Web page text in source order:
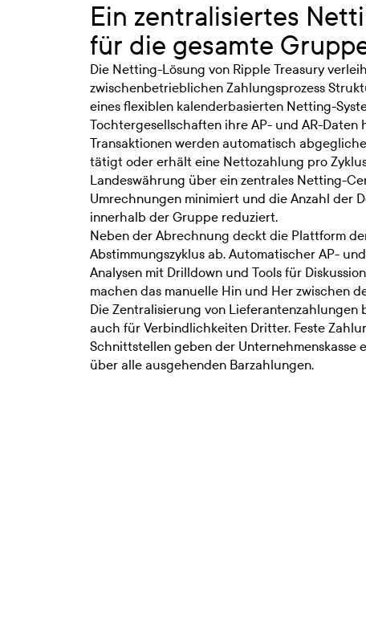
Ein zentralisiertes
für die gesamte
Die Netting-Lösung von Ripple Treasury
zwischenbetrieblichen Zahlungsprozess
eines flexiblen kalenderbasierten Netting-
Tochtergesellschaften ihre AP- und AR-Daten
Transaktionen werden automatisch
tätigt oder erhält eine Nettozahlung pro
Landeswährung über ein zentrales Netting-
Umrechnungen minimiert und die Anzahl der
innerhalb der Gruppe reduziert.
Neben der Abrechnung deckt die Plattform
Abstimmungszyklus ab. Automatischer AP-
Analysen mit Drilldown und Tools für
machen das manuelle Hin und Her zwischen
Die Zentralisierung von Lieferantenzahlungen
auch für Verbindlichkeiten Dritter. Feste
Schnittstellen geben der Unternehmenskasse
über alle ausgehenden Barzahlungen.